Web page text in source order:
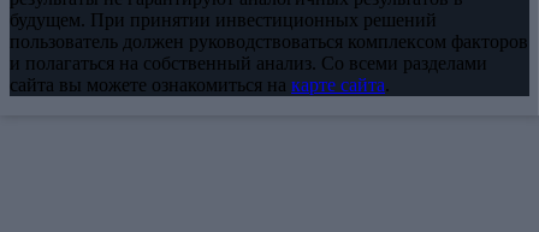
будущем. При принятии инвестиционных решений
пользователь должен руководствоваться комплексом факторов
и полагаться на собственный анализ. Со всеми разделами
сайта вы можете ознакомиться на карте сайта.